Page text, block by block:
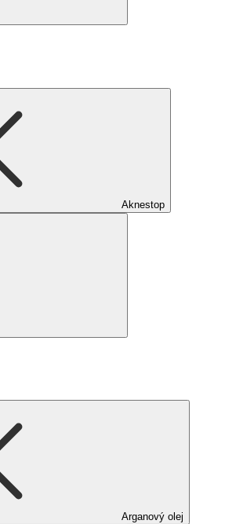
Aknestop
Arganový olej